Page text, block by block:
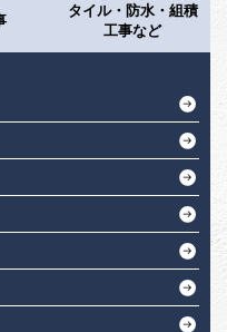
タイル・防水・組積
工事など